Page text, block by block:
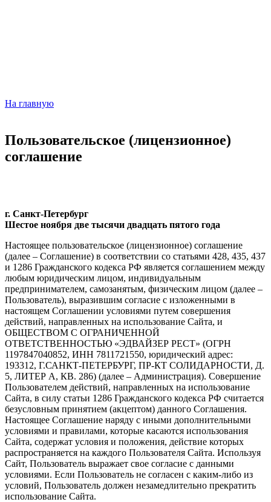
На главную
Пользовательское (лицензионное)
соглашение
г. Санкт-Петербург
Шестое ноября две тысячи двадцать пятого года
Настоящее пользовательское (лицензионное) соглашение
(далее – Соглашение) в соответствии со статьями 428, 435, 437
и 1286 Гражданского кодекса РФ является соглашением между
любым юридическим лицом, индивидуальным
предпринимателем, самозанятым, физическим лицом (далее –
Пользователь), выразившим согласие с изложенными в
настоящем Соглашении условиями путем совершения
действий, направленных на использование Сайта, и
ОБЩЕСТВОМ С ОГРАНИЧЕННОЙ
ОТВЕТСТВЕННОСТЬЮ «ЭДВАЙЗЕР РЕСТ» (ОГРН
1197847040852, ИНН 7811721550, юридический адрес:
193312, Г.САНКТ-ПЕТЕРБУРГ, ПР-КТ СОЛИДАРНОСТИ, Д.
5, ЛИТЕР А, КВ. 286) (далее – Администрация). Совершение
Пользователем действий, направленных на использование
Сайта, в силу статьи 1286 Гражданского кодекса РФ считается
безусловным принятием (акцептом) данного Соглашения.
Настоящее Соглашение наряду с иными дополнительными
условиями и правилами, которые касаются использования
Сайта, содержат условия и положения, действие которых
распространяется на каждого Пользователя Сайта. Используя
Сайт, Пользователь выражает свое согласие с данными
условиями. Если Пользователь не согласен с каким-либо из
условий, Пользователь должен незамедлительно прекратить
использование Сайта.